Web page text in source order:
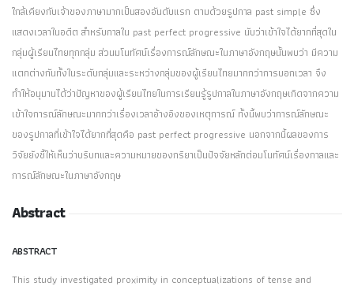
ใกล้เคียงกับเจ้าของภาษามากเป็นสองอันดับแรก ตามด้วยรูปกาล past simple ซึ่ง
แสดงเวลาในอดีต สำหรับกาลใน past perfect progressive นับว่าเข้าใจได้ยากที่สุดใน
กลุ่มผู้เรียนไทยทุกกลุ่ม ส่วนมโนทัศน์เรื่องการณ์ลักษณะในภาษาอังกฤษนั้นพบว่า มีความ
แตกต่างกันทั้งในระดับกลุ่มและระหว่างกลุ่มของผู้เรียนไทยมากกว่าการบอกเวลา จึง
ทำให้อนุมานได้ว่าปัญหาของผู้เรียนไทยในการเรียนรู้รูปกาลในภาษาอังกฤษเกิดจากความ
เข้าใจการณ์ลักษณะมากกว่าเรื่องเวลาอ้างอิงของเหตุการณ์ ทั้งนี้พบว่าการณ์ลักษณะ
ของรูปกาลที่เข้าใจได้ยากที่สุดคือ past perfect progressive นอกจากนี้ผลของการ
วิจัยยังชี้ให้เห็นว่าบริบทและความหมายของกริยาเป็นปัจจัยหลักต่อมโนทัศน์เรื่องกาลและ
การณ์ลักษณะในภาษาอังกฤษ
Abstract
ABSTRACT
This study investigated proximity in conceptualizations of tense and